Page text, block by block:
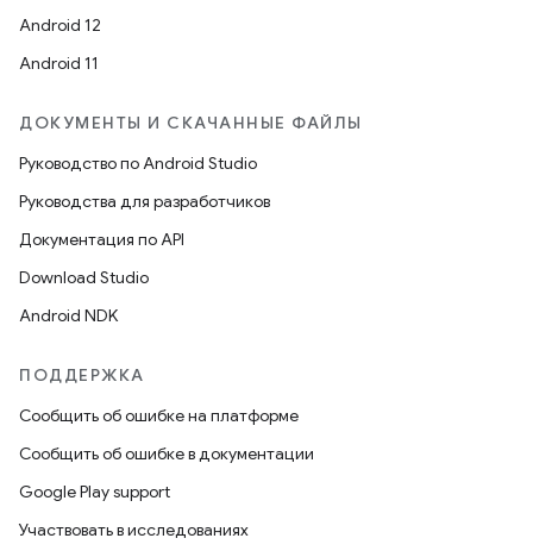
Android 12
Android 11
ДОКУМЕНТЫ И СКАЧАННЫЕ ФАЙЛЫ
Руководство по Android Studio
Руководства для разработчиков
Документация по API
Download Studio
Android NDK
ПОДДЕРЖКА
Сообщить об ошибке на платформе
Сообщить об ошибке в документации
Google Play support
Участвовать в исследованиях